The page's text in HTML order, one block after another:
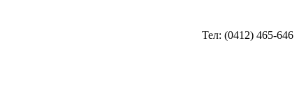
Тел: (0412) 465-646